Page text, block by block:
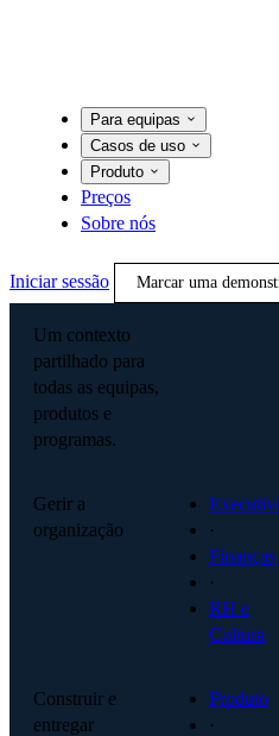
Para equipas
Casos de uso
Produto
Preços
Sobre nós
Iniciar sessão Marcar uma
Um contexto
partilhado para
todas as equipas,
produtos e
programas.
Gerir a
organização
·
Finanças
·
RH e
Cultura
Construir e
entregar
Produto
·